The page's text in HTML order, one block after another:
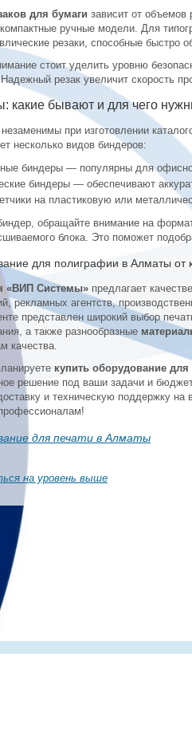
для бумаги зависит от
ручные модели. Для
резаки, способные быстро
стоит уделить уровню
резак увеличит скорость
какие бывают и для чего
незаменимы при изготовлении
несколько видов биндеров:
биндеры — популярны для
биндеры — обеспечивают
на пластиковую или
обращайте внимание на
блока. Это поможет
для полиграфии в Алматы
«ВИП Системы» предлагает
рекламных агентств,
представлен широкий выбор
а также разнообразные
качества.
купить оборудование для
решение под ваши задачи и
и техническую поддержку на
для печати в Алматы
на уровень выше